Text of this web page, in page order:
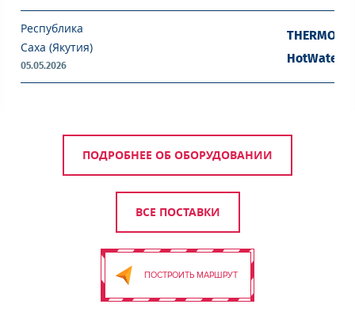
Республика
Саха (Якутия)
05.05.2026
HotWater
ПОДРОБНЕЕ ОБ ОБОРУДОВАНИИ
ВСЕ ПОСТАВКИ
ПОСТРОИТЬ МАРШРУТ